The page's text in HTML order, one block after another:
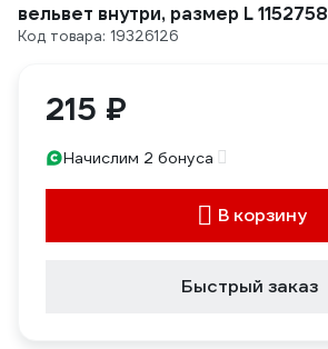
вельвет внутри, размер L 1152758
Код товара: 19326126
215 ₽
Начислим 2 бонуса
В корзину
Быстрый заказ